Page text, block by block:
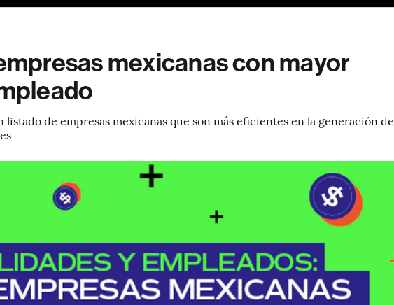
mexicanas con mayor
listado de empresas mexicanas que son más eficientes en la generación de